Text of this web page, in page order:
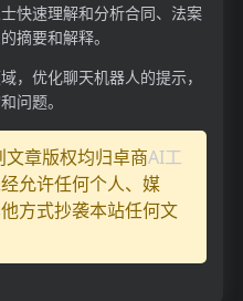
快速理解和分析合同、法案
摘要和解释。
，优化聊天机器人的提示，
问题。
章版权均归卓商AI工
允许任何个人、媒
方式抄袭本站任何文